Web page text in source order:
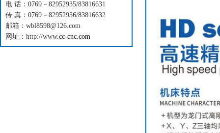
电 话：0769－82952935/83816631
传 真：0769－82952936/83816632
邮箱：wbl8598@126.com
网址：http://www.cc-cnc.com